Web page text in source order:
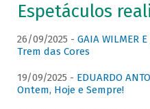
Espetáculos
26/09/2025 - GAIA WILMER
Trem das Cores
19/09/2025 - EDUARDO
Ontem, Hoje e Sempre!